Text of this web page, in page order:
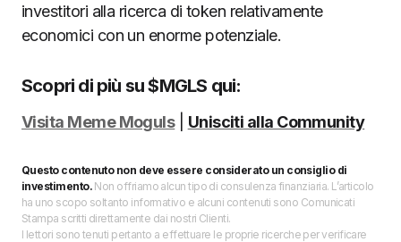
investitori alla ricerca di token relativamente
economici con un enorme potenziale.
Scopri di più su $MGLS qui:
Visita Meme Moguls| Unisciti alla Community
Questo contenuto non deve essere considerato un consiglio di
investimento.Non offriamo alcun tipo di consulenza finanziaria. L’articolo
ha uno scopo soltanto informativo e alcuni contenuti sono Comunicati
Stampa scritti direttamente dai nostri Clienti.
I lettori sono tenuti pertanto a effettuare le proprie ricerche per verificare